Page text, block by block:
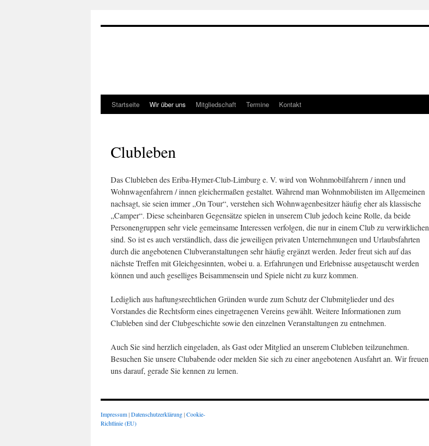
Startseite Wir über uns Mitgliedschaft Termine Kontakt
Clubleben
Das Clubleben des Eriba-Hymer-Club-Limburg e. V. wird von Wohnmobilfahrern / innen und
Wohnwagenfahrern / innen gleichermaßen gestaltet. Während man Wohnmobilisten im Allgemeinen
nachsagt, sie seien immer „On Tour“, verstehen sich Wohnwagenbesitzer häufig eher als klassische
„Camper“. Diese scheinbaren Gegensätze spielen in unserem Club jedoch keine Rolle, da beide
Personengruppen sehr viele gemeinsame Interessen verfolgen, die nur in einem Club zu verwirklichen
sind. So ist es auch verständlich, dass die jeweiligen privaten Unternehmungen und Urlaubsfahrten
durch die angebotenen Clubveranstaltungen sehr häufig ergänzt werden. Jeder freut sich auf das
nächste Treffen mit Gleichgesinnten, wobei u. a. Erfahrungen und Erlebnisse ausgetauscht werden
können und auch geselliges Beisammensein und Spiele nicht zu kurz kommen.
Lediglich aus haftungsrechtlichen Gründen wurde zum Schutz der Clubmitglieder und des
Vorstandes die Rechtsform eines eingetragenen Vereins gewählt. Weitere Informationen zum
Clubleben sind der Clubgeschichte sowie den einzelnen Veranstaltungen zu entnehmen.
Auch Sie sind herzlich eingeladen, als Gast oder Mitglied an unserem Clubleben teilzunehmen.
Besuchen Sie unsere Clubabende oder melden Sie sich zu einer angebotenen Ausfahrt an. Wir freuen
uns darauf, gerade Sie kennen zu lernen.
Impressum|Datenschutzerklärung|Cookie-
Richtlinie (EU)